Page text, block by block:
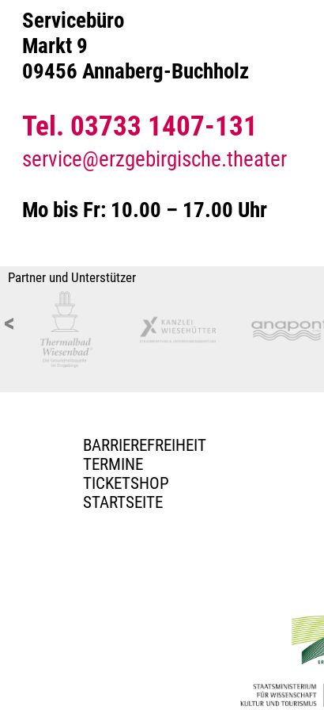
Servicebüro
Markt 9
09456 Annaberg-Buchholz
Tel. 03733 1407-131
service@erzgebirgische.theater
Mo bis Fr: 10.00 – 17.00 Uhr
Partner und Unterstützer
<
BARRIEREFREIHEIT
TERMINE
TICKETSHOP
STARTSEITE